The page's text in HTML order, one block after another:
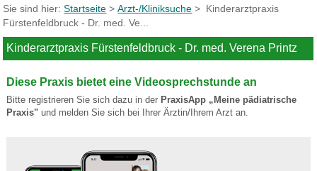
Sie sind hier:Startseite >Arzt-/Kliniksuche > Kinderarztpraxis
Fürstenfeldbruck - Dr. med. Ve...
Kinderarztpraxis Fürstenfeldbruck - Dr. med. Verena Printz
Diese Praxis bietet eine Videosprechstunde an
Bitte registrieren Sie sich dazu in der PraxisApp „Meine pädiatrische
Praxis"und melden Sie sich bei Ihrer Ärztin/Ihrem Arzt an.